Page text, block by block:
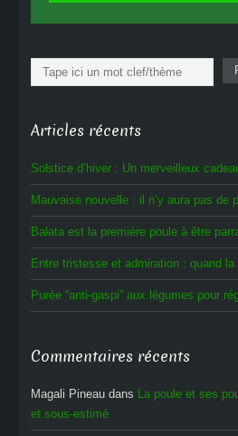
Rechercher
Articles récents
Solstice d’hiver : Un merveilleux
Mauvaise nouvelle : il n’y aura pas de
Balata est la première poule à être
Entre tristesse et admiration : quand
Purée “anti-gaspi” aux légumes pour
Commentaires récents
Magali Pineau dans La poule et ses
et sous-estimé